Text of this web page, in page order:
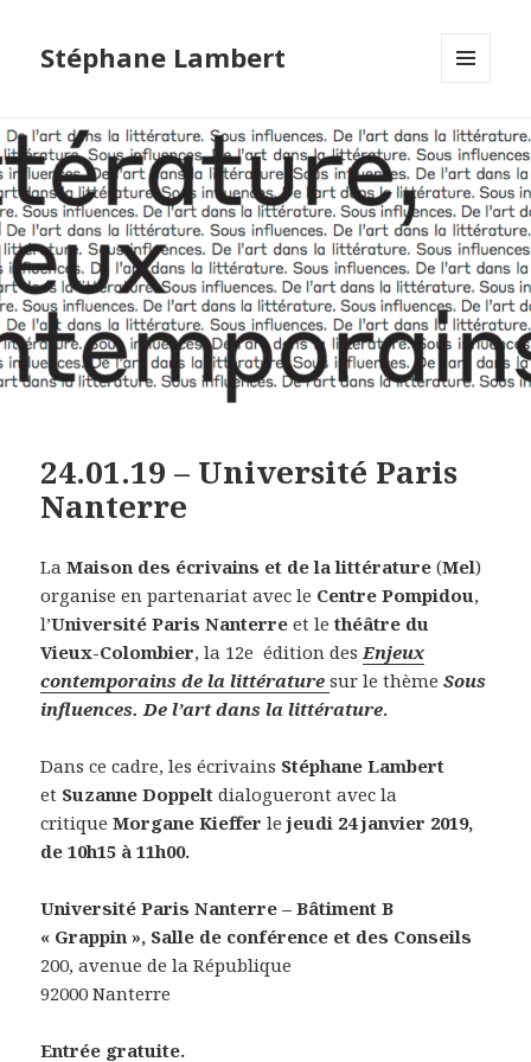
Stéphane Lambert
WIDGETS
24.01.19 – Université Paris
Nanterre
LaMaison des écrivains et de la littérature (Mel)
organise en partenariat avec le Centre Pompidou,
l’Université Paris Nanterre et lethéâtre du
Vieux-Colombier, la 12e édition des Enjeux
contemporains de la littératuresur le thèmeSous
influences. De l’art dans la littérature.
Dans ce cadre, les écrivains Stéphane Lambert
et Suzanne Doppeltdialogueront avec la
critiqueMorgane Kiefferle jeudi 24 janvier 2019,
de 10h15 à 11h00.
Université Paris Nanterre – Bâtiment B
« Grappin », Salle de conférence et des Conseils
200, avenue de la République
92000 Nanterre
Entrée gratuite.